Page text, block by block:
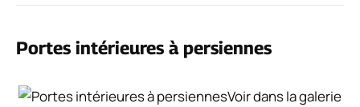
Portes intérieures à persiennes
Voir dans la galerie